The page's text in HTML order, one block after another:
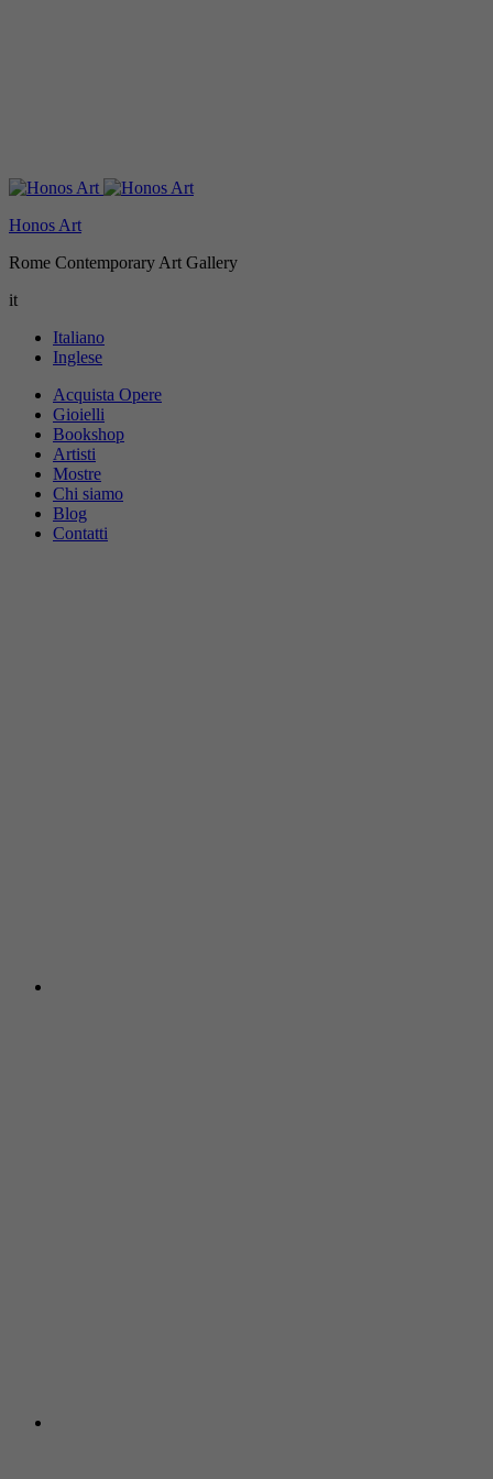
Honos Art
Rome Contemporary Art Gallery
it
Italiano
Inglese
Acquista Opere
Gioielli
Bookshop
Artisti
Mostre
Chi siamo
Blog
Contatti